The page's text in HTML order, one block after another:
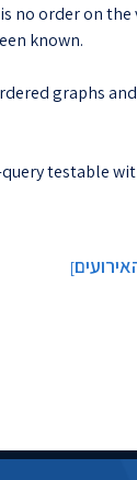
no order on the
known.
graphs
testable
]